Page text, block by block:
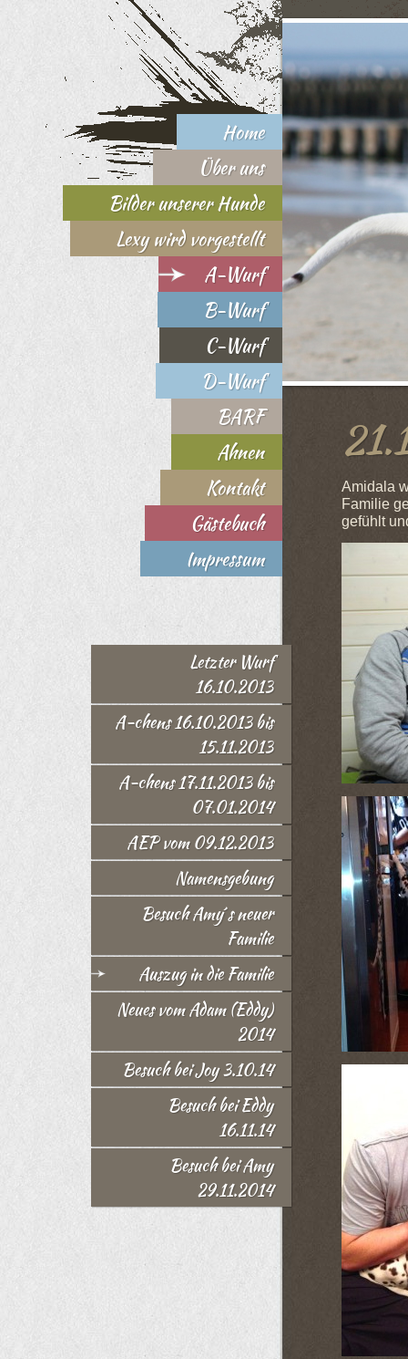
Home
Über uns
Bilder unserer Hunde
Lexy wird vorgestellt
A-Wurf
B-Wurf
C-Wurf
D-Wurf
BARF
Ahnen
Kontakt
Gästebuch
Impressum
Letzter Wurf
16.10.2013
A-chens 16.10.2013 bis
15.11.2013
A-chens 17.11.2013 bis
07.01.2014
AEP vom 09.12.2013
Namensgebung
Besuch Amy´s neuer
Familie
Auszug in die Familie
Neues vom Adam (Eddy)
2014
Besuch bei Joy 3.10.14
Besuch bei Eddy
16.11.14
Besuch bei Amy
29.11.2014
Amidala
Familie
gefühlt